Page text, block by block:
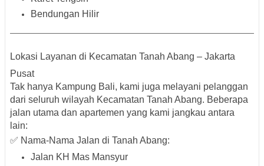
Bendungan Hilir
Lokasi Layanan di Kecamatan Tanah Abang – Jakarta
Pusat
Tak hanya Kampung Bali, kami juga melayani pelanggan
dari seluruh wilayah Kecamatan Tanah Abang. Beberapa
jalan utama dan apartemen yang kami jangkau antara
lain:
✅ Nama-Nama Jalan di Tanah Abang:
Jalan KH Mas Mansyur